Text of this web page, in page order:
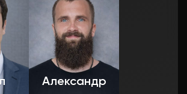
Александр